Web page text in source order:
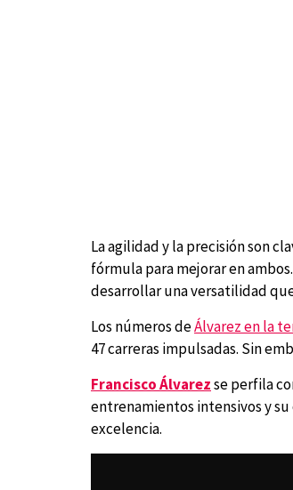
La agilidad y la precisión son
fórmula para mejorar en
desarrollar una versatilidad
Los números deÁlvarez en la
47 carreras impulsadas. Sin
Francisco Álvarezse perfila
entrenamientos intensivos y
excelencia.